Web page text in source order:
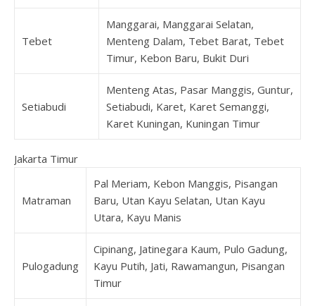
Tebet
Manggarai, Manggarai Selatan,
Menteng Dalam, Tebet Barat, Tebet
Timur, Kebon Baru, Bukit Duri
Setiabudi
Menteng Atas, Pasar Manggis, Guntur,
Setiabudi, Karet, Karet Semanggi,
Karet Kuningan, Kuningan Timur
Jakarta Timur
Matraman
Pal Meriam, Kebon Manggis, Pisangan
Baru, Utan Kayu Selatan, Utan Kayu
Utara, Kayu Manis
Pulogadung
Cipinang, Jatinegara Kaum, Pulo Gadung,
Kayu Putih, Jati, Rawamangun, Pisangan
Timur